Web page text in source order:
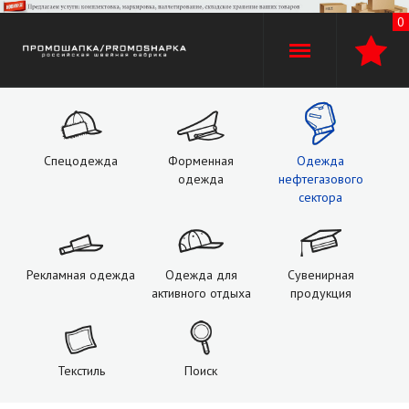
0
529-74-02
+7 (920) 110-30-00
Производство
Спецодежда
Форменная
одежда
Одежда
нефтегазового
сектора
Рекламная одежда
Одежда для
активного отдыха
Сувенирная
продукция
Текстиль Поиск